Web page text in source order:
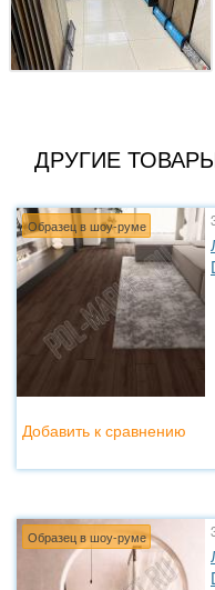
ДРУГИЕ
Образец в шоу-руме
Добавить к сравнению
Образец в шоу-руме